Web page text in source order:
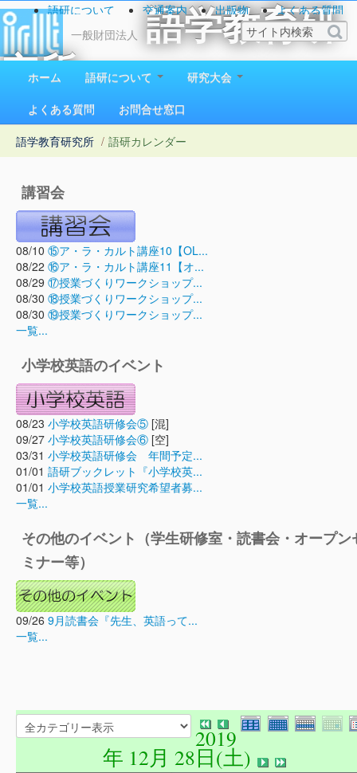
一般財団法人
語学教育研
究所
1923（大正12）年創立
語研について 交通案内 出版物
よくある質問
お問い合わせ
ホーム 語研について
研究大会
よくある質問
お問合せ窓口
語学教育研究所 / 語研カレンダー
講習会
08/10 ⑮ア・ラ・カルト講座10【OL...
08/22 ⑯ア・ラ・カルト講座11【オ...
08/29 ⑰授業づくりワークショップ...
08/30 ⑱授業づくりワークショップ...
08/30 ⑲授業づくりワークショップ...
一覧...
小学校英語のイベント
08/23 小学校英語研修会⑤ [混]
09/27 小学校英語研修会⑥ [空]
03/31 小学校英語研修会 年間予定...
01/01 語研ブックレット『小学校英...
01/01 小学校英語授業研究希望者募...
一覧...
その他のイベント（学生研修室・読書会・オープン
ミナー等）
09/26 9月読書会『先生、英語って...
一覧...
2019
年 12月 28日(土)